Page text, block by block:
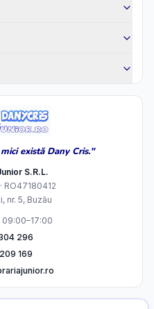
există Dany Cris."
S.R.L.
RO47180412
nr. 5, Buzău
296
169